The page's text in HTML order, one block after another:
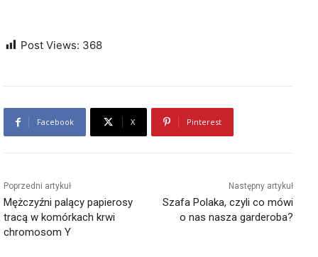
Post Views: 368
Facebook X Pinterest
Poprzedni artykuł
Mężczyźni palący papierosy
tracą w komórkach krwi
chromosom Y
Następny artykuł
Szafa Polaka, czyli co mówi
o nas nasza garderoba?